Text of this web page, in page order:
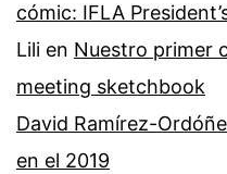
cómic: IFLA
Lili en Nuestro primer
meeting sketchbook
David Ramírez-
en el 2019